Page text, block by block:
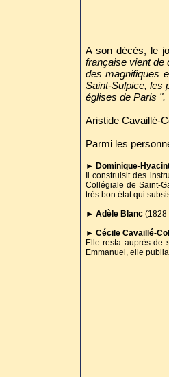
A son décès, le
française vient de
des magnifiques
Saint-Sulpice, les
églises de Paris ".
Aristide Cavaillé-
Parmi les
► Dominique-
Il construisit des
Collégiale de Saint-
très bon état qui
► Adèle Blanc (1828
► Cécile Cavaillé-
Elle resta auprès de
Emmanuel, elle